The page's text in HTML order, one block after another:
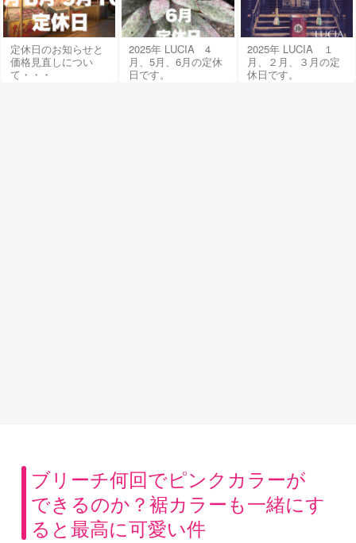
定休日のお知らせと
価格見直しについ
て・・・
2025年 LUCIA 4
月、5月、6月の定休
日です。
2025年 LUCIA １
月、２月、３月の定
休日です。
ブリーチ何回でピンクカラーが
できるのか？裾カラーも一緒にす
ると最高に可愛い件